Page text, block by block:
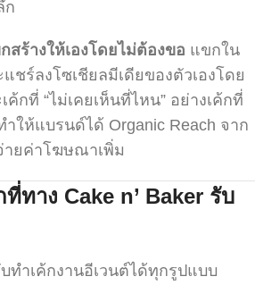
ก
สร้างให้เองโดยไม่ต้องขอ แขกใน
ชร์ลงโซเชียลมีเดียของตัวเองโดย
กที่ “ไม่เคยเห็นที่ไหน” อย่างเค้กที่
ให้แบรนด์ได้ Organic Reach จาก
ายค่าโฆษณาเพิ่ม
ทาง Cake n’ Baker รับ
บทำเค้กงานอีเวนต์ได้ทุกรูปแบบ